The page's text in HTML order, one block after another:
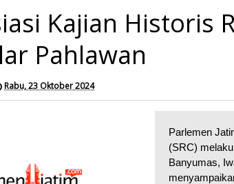
Kajian Historis
Pahlawan
Rabu, 23 Oktober 2024
Parlemen
(SRC)
Banyumas,